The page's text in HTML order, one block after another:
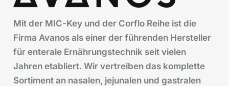
Mit der MIC-Key und der Corflo Reihe ist die
Firma Avanos als einer der führenden Hersteller
für enterale Ernährungstechnik seit vielen
Jahren etabliert. Wir vertreiben das komplette
Sortiment an nasalen, jejunalen und gastralen